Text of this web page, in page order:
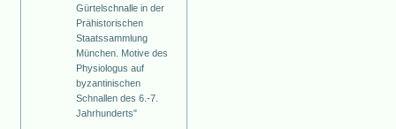
Gürtelschnalle in der
Prähistorischen
Staatssammlung
München. Motive des
Physiologus auf
byzantinischen
Schnallen des 6.-7.
Jahrhunderts"